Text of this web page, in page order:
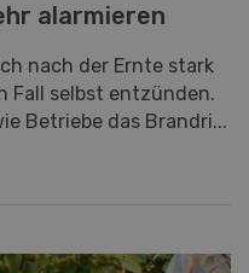
alarmieren
nach der Ernte stark
Fall selbst entzünden.
Betriebe das Brandri...